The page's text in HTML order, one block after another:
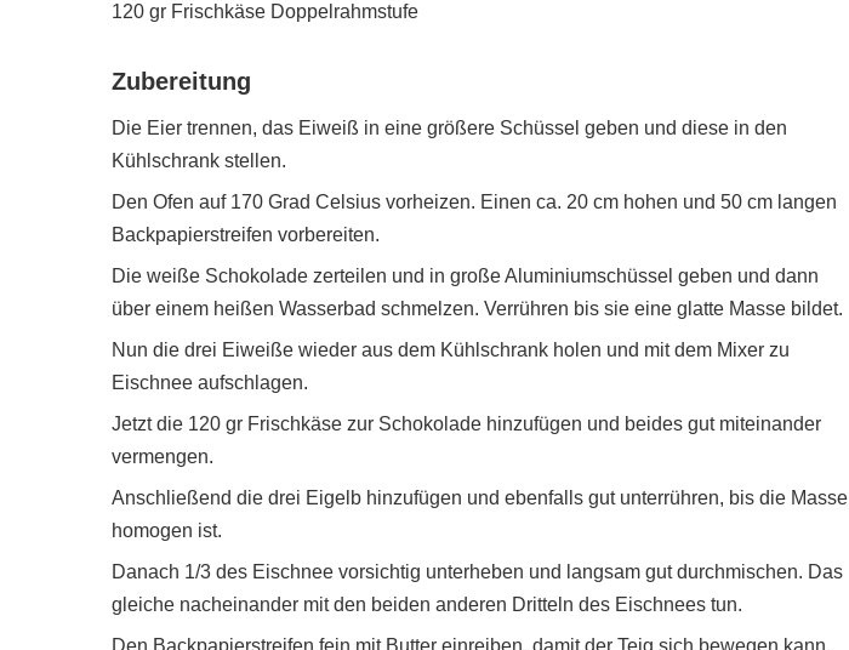
120 gr Frischkäse Doppelrahmstufe
Zubereitung
Die Eier trennen, das Eiweiß in eine größere Schüssel geben und diese in den
Kühlschrank stellen.
Den Ofen auf 170 Grad Celsius vorheizen. Einen ca. 20 cm hohen und 50 cm langen
Backpapierstreifen vorbereiten.
Die weiße Schokolade zerteilen und in große Aluminiumschüssel geben und dann
über einem heißen Wasserbad schmelzen. Verrühren bis sie eine glatte Masse bildet.
Nun die drei Eiweiße wieder aus dem Kühlschrank holen und mit dem Mixer zu
Eischnee aufschlagen.
Jetzt die 120 gr Frischkäse zur Schokolade hinzufügen und beides gut miteinander
vermengen.
Anschließend die drei Eigelb hinzufügen und ebenfalls gut unterrühren, bis die Masse
homogen ist.
Danach 1/3 des Eischnee vorsichtig unterheben und langsam gut durchmischen. Das
gleiche nacheinander mit den beiden anderen Dritteln des Eischnees tun.